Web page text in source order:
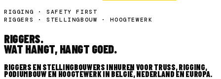
RIGGING · SAFETY FIRST
RIGGERS · STELLINGBOUW · HOOGTEWERK
RIGGERS.
WAT HANGT, HANGT GOED.
RIGGERS EN STELLINGBOUWERS INHUREN VOOR TRUSS, RIGGING,
PODIUMBOUW EN HOOGTEWERK IN BELGIË, NEDERLAND EN EUROPA.